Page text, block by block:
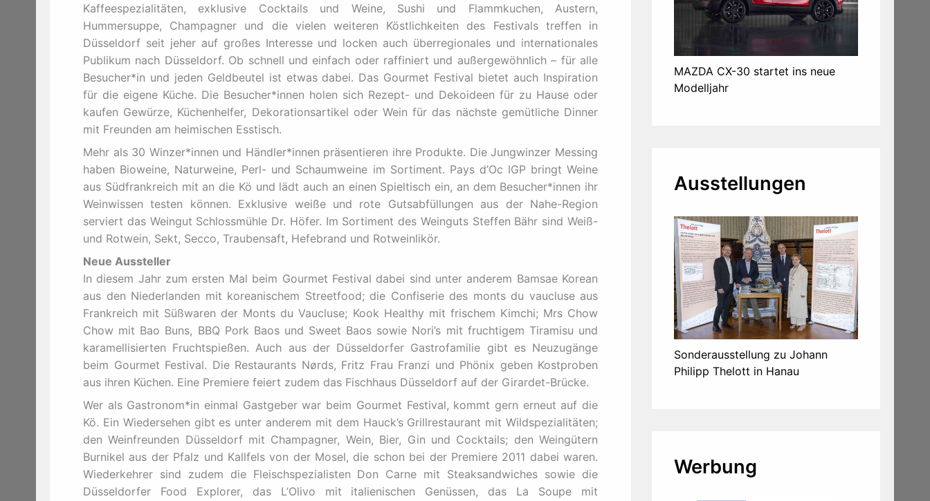
Kaffeespezialitäten, exklusive Cocktails und Weine, Sushi und Flammkuchen, Austern,
Hummersuppe, Champagner und die vielen weiteren Köstlichkeiten des Festivals treffen in
Düsseldorf seit jeher auf großes Interesse und locken auch überregionales und internationales
Publikum nach Düsseldorf. Ob schnell und einfach oder raffiniert und außergewöhnlich – für alle
Besucher*in und jeden Geldbeutel ist etwas dabei. Das Gourmet Festival bietet auch Inspiration
für die eigene Küche. Die Besucher*innen holen sich Rezept- und Dekoideen für zu Hause oder
kaufen Gewürze, Küchenhelfer, Dekorationsartikel oder Wein für das nächste gemütliche Dinner
mit Freunden am heimischen Esstisch.
Mehr als 30 Winzer*innen und Händler*innen präsentieren ihre Produkte. Die Jungwinzer Messing
haben Bioweine, Naturweine, Perl- und Schaumweine im Sortiment. Pays d’Oc IGP bringt Weine
aus Südfrankreich mit an die Kö und lädt auch an einen Spieltisch ein, an dem Besucher*innen ihr
Weinwissen testen können. Exklusive weiße und rote Gutsabfüllungen aus der Nahe-Region
serviert das Weingut Schlossmühle Dr. Höfer. Im Sortiment des Weinguts Steffen Bähr sind Weiß-
und Rotwein, Sekt, Secco, Traubensaft, Hefebrand und Rotweinlikör.
Neue Aussteller
In diesem Jahr zum ersten Mal beim Gourmet Festival dabei sind unter anderem Bamsae Korean
aus den Niederlanden mit koreanischem Streetfood; die Confiserie des monts du vaucluse aus
Frankreich mit Süßwaren der Monts du Vaucluse; Kook Healthy mit frischem Kimchi; Mrs Chow
Chow mit Bao Buns, BBQ Pork Baos und Sweet Baos sowie Nori’s mit fruchtigem Tiramisu und
karamellisierten Fruchtspießen. Auch aus der Düsseldorfer Gastrofamilie gibt es Neuzugänge
beim Gourmet Festival. Die Restaurants Nørds, Fritz Frau Franzi und Phönix geben Kostproben
aus ihren Küchen. Eine Premiere feiert zudem das Fischhaus Düsseldorf auf der Girardet-Brücke.
Wer als Gastronom*in einmal Gastgeber war beim Gourmet Festival, kommt gern erneut auf die
Kö. Ein Wiedersehen gibt es unter anderem mit dem Hauck’s Grillrestaurant mit Wildspezialitäten;
den Weinfreunden Düsseldorf mit Champagner, Wein, Bier, Gin und Cocktails; den Weingütern
Burnikel aus der Pfalz und Kallfels von der Mosel, die schon bei der Premiere 2011 dabei waren.
Wiederkehrer sind zudem die Fleischspezialisten Don Carne mit Steaksandwiches sowie die
Düsseldorfer Food Explorer, das L’Olivo mit italienischen Genüssen, das La Soupe mit
MAZDA CX-30 startet ins neue
Modelljahr
Ausstellungen
Sonderausstellung zu Johann
Philipp Thelott in Hanau
Werbung